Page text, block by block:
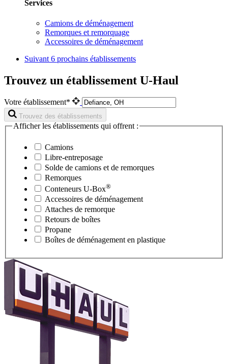
Services
Camions de déménagement
Remorques et remorquage
Accessoires de déménagement
Suivant 6 prochains établissements
Trouvez un établissement U-Haul
Votre établissement*
Trouvez des établissements
Afficher les établissements qui offrent :
Camions
Libre-entreposage
Solde de camions et de remorques
Remorques
Conteneurs U-Box®
Accessoires de déménagement
Attaches de remorque
Retours de boîtes
Propane
Boîtes de déménagement en plastique